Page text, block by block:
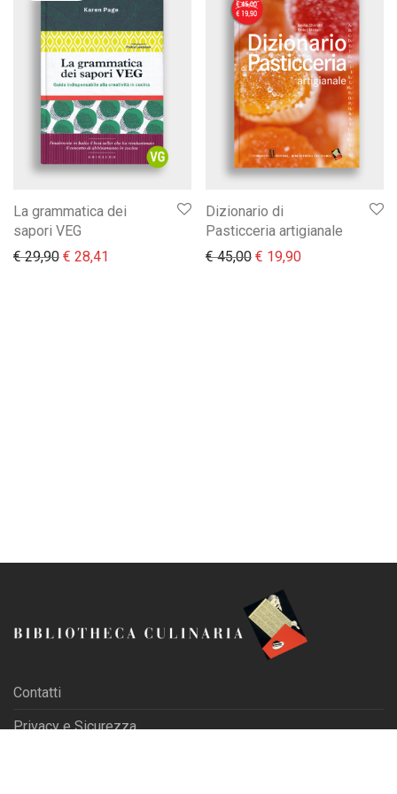
La grammatica dei
sapori VEG
€29,90 Il prezzo originale era: € 29,90.
€ 28,41 Il prezzo attuale è: € 28,41.
Dizionario di
Pasticceria artigianale
€45,00 Il prezzo originale era:
€ 19,90Il prezzo
Contatti
Privacy e Sicurezza